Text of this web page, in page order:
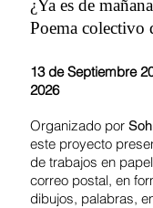
¿Ya es de
Poema colectivo
13 de Septiembre
2026
Organizado por
este proyecto
de trabajos en
correo postal, en
dibujos, palabras,